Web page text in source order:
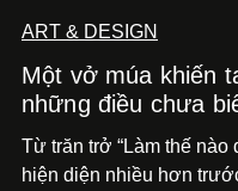
ART & DESIGN
Một vở múa khiến
những điều chưa
Từ trăn trở “Làm thế
hiện diện nhiều hơn